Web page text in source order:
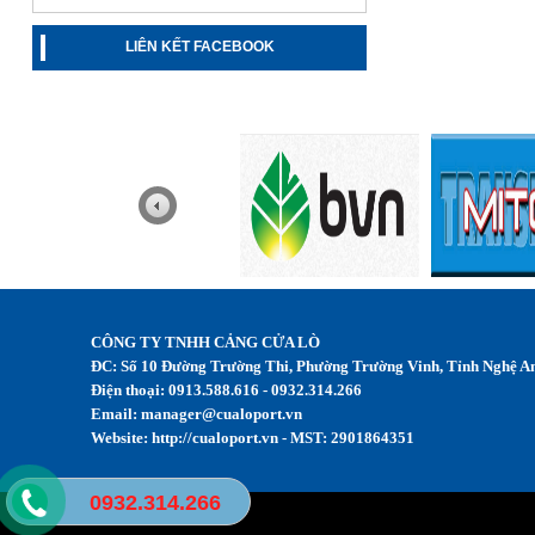
LIÊN KẾT FACEBOOK
CÔNG TY TNHH CẢNG CỬA LÒ
ĐC: Số 10 Đường Trường Thi, Phường Trường Vinh, Tỉnh Nghệ
Điện thoại: 0913.588.616 - 0932.314.266
Email: manager@cualoport.vn
Website: http://cualoport.vn - MST: 2901864351
0932.314.266